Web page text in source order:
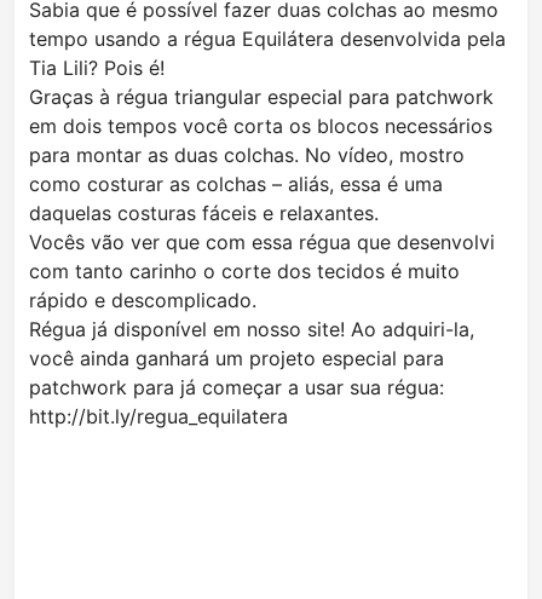
Sabia que é possível fazer duas colchas ao mesmo
tempo usando a régua Equilátera desenvolvida pela
Tia Lili? Pois é!
Graças à régua triangular especial para patchwork
em dois tempos você corta os blocos necessários
para montar as duas colchas. No vídeo, mostro
como costurar as colchas – aliás, essa é uma
daquelas costuras fáceis e relaxantes.
Vocês vão ver que com essa régua que desenvolvi
com tanto carinho o corte dos tecidos é muito
rápido e descomplicado.
Régua já disponível em nosso site! Ao adquiri-la,
você ainda ganhará um projeto especial para
patchwork para já começar a usar sua régua:
http://bit.ly/regua_equilatera